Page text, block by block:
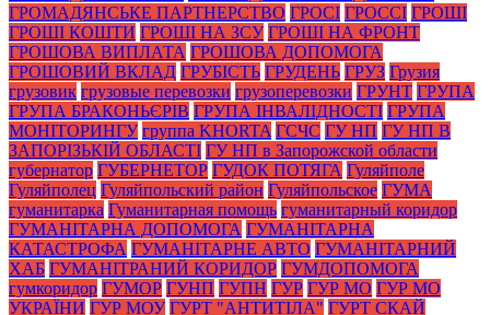
ГРОМАДЯНСЬКЕ ПАРТНЕРСТВО ГРОСІ ГРОССІ ГРОШІ
ГРОШІ КОШТИ ГРОШІ НА ЗСУ ГРОШІ НА ФРОНТ
ГРОШОВА ВИПЛАТА ГРОШОВА ДОПОМОГА
ГРОШОВИЙ ВКЛАД ГРУБІСТЬ ГРУДЕНЬ ГРУЗ Грузия
грузовик грузовые перевозки грузоперевозки ГРУНТ ГРУПА
ГРУПА БРАКОНЬЄРІВ ГРУПА ІНВАЛІДНОСТІ ГРУПА
МОНІТОРИНГУ группа KHORTA ГСЧС ГУ НП ГУ НП В
ЗАПОРІЗЬКІЙ ОБЛАСТІ ГУ НП в Запорожской области
губернатор ГУБЕРНЕТОР ГУДОК ПОТЯГА Гуляйполе
Гуляйполец Гуляйпольский район Гуляйпольское ГУМА
гуманитарка Гуманитарная помощь гуманитарный коридор
ГУМАНІТАРНА ДОПОМОГА ГУМАНІТАРНА
КАТАСТРОФА ГУМАНІТАРНЕ АВТО ГУМАНІТАРНИЙ
ХАБ ГУМАНІТРАНИЙ КОРИДОР ГУМДОПОМОГА
гумкоридор ГУМОР ГУНП ГУПН ГУР ГУР МО ГУР МО
УКРАЇНИ ГУР МОУ ГУРТ "АНТИТІЛА" ГУРТ СКАЙ